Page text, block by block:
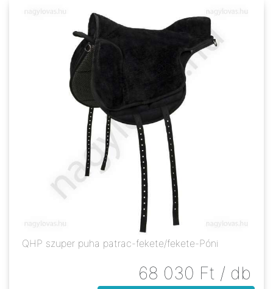
QHP szuper puha patrac-fekete/fekete-Póni
68 030 Ft / db